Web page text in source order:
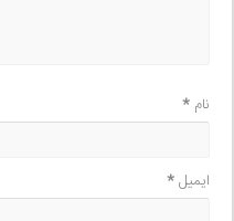
نام*
ایمیل*